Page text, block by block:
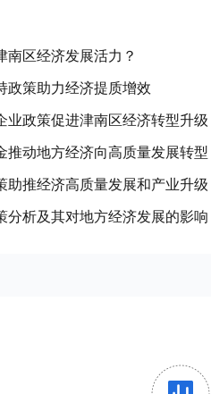
区经济发展活力？
政策助力经济提质增效
业政策促进津南区经济转型升
推动地方经济向高质量发展转型
助推经济高质量发展和产业升级
分析及其对地方经济发展的影响